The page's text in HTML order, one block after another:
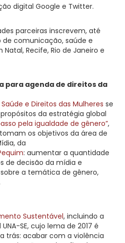
digital Google e Twitter.
para agenda de direitos da
e Direitos das Mulheres se
da estratégia global
pela igualdade de gênero”,
os objetivos da área de
da
: aumentar a quantidade
de decisão da mídia e
a temática de gênero,
Sustentável, incluindo a
SE, cujo lema de 2017 é
trás: acabar com a violência